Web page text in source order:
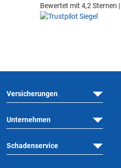
Bewertet mit 4,2 Sternen |
Versicherungen
Unternehmen
Schadenservice